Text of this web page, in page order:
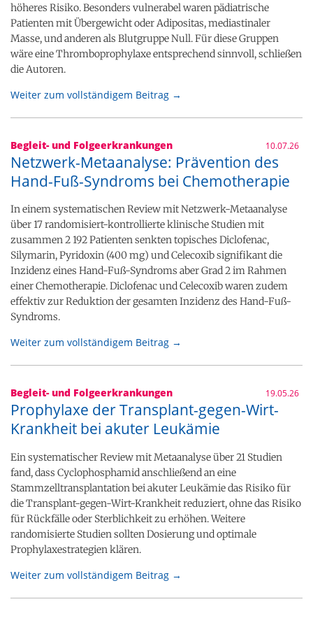
höheres Risiko. Besonders vulnerabel waren pädiatrische
Patienten mit Übergewicht oder Adipositas, mediastinaler
Masse, und anderen als Blutgruppe Null. Für diese Gruppen
wäre eine Thromboprophylaxe entsprechend sinnvoll, schließen
die Autoren.
Weiter zum vollständigem Beitrag →
Begleit- und Folgeerkrankungen 10.07.26
Netzwerk-Metaanalyse: Prävention des
Hand-Fuß-Syndroms bei Chemotherapie
In einem systematischen Review mit Netzwerk-Metaanalyse
über 17 randomisiert-kontrollierte klinische Studien mit
zusammen 2 192 Patienten senkten topisches Diclofenac,
Silymarin, Pyridoxin (400 mg) und Celecoxib signifikant die
Inzidenz eines Hand-Fuß-Syndroms aber Grad 2 im Rahmen
einer Chemotherapie. Diclofenac und Celecoxib waren zudem
effektiv zur Reduktion der gesamten Inzidenz des Hand-Fuß-
Syndroms.
Weiter zum vollständigem Beitrag →
Begleit- und Folgeerkrankungen 19.05.26
Prophylaxe der Transplant-gegen-Wirt-
Krankheit bei akuter Leukämie
Ein systematischer Review mit Metaanalyse über 21 Studien
fand, dass Cyclophosphamid anschließend an eine
Stammzelltransplantation bei akuter Leukämie das Risiko für
die Transplant-gegen-Wirt-Krankheit reduziert, ohne das Risiko
für Rückfälle oder Sterblichkeit zu erhöhen. Weitere
randomisierte Studien sollten Dosierung und optimale
Prophylaxestrategien klären.
Weiter zum vollständigem Beitrag →